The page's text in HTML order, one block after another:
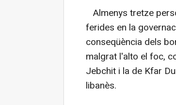
Almenys tretze
ferides en la
conseqüència dels
malgrat l'alto el foc,
Jebchit i la de Kfar
libanès.